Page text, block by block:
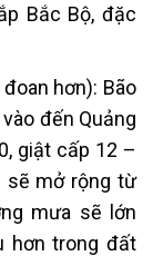
Bắc Bộ, đặc
hơn): Bão
đến Quảng
giật cấp 12 –
sẽ mở rộng từ
mưa sẽ lớn
hơn trong đất